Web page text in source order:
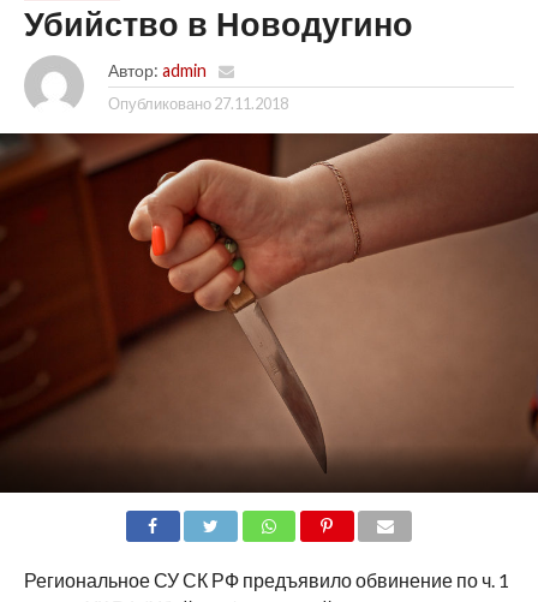
Убийство в Новодугино
Автор: admin
Опубликовано 27.11.2018
Региональное СУ СК РФ предъявило обвинение по ч. 1